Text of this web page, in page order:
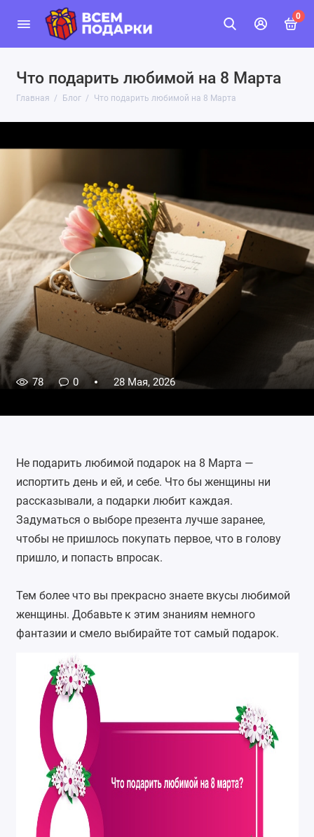
0
Что подарить любимой на 8 Марта
Главная Блог Что подарить любимой на 8 Марта
78 0 28 Мая, 2026
Не подарить любимой подарок на 8 Марта —
испортить день и ей, и себе. Что бы женщины ни
рассказывали, а подарки любит каждая.
Задуматься о выборе презента лучше заранее,
чтобы не пришлось покупать первое, что в голову
пришло, и попасть впросак.
Тем более что вы прекрасно знаете вкусы любимой
женщины. Добавьте к этим знаниям немного
фантазии и смело выбирайте тот самый подарок.